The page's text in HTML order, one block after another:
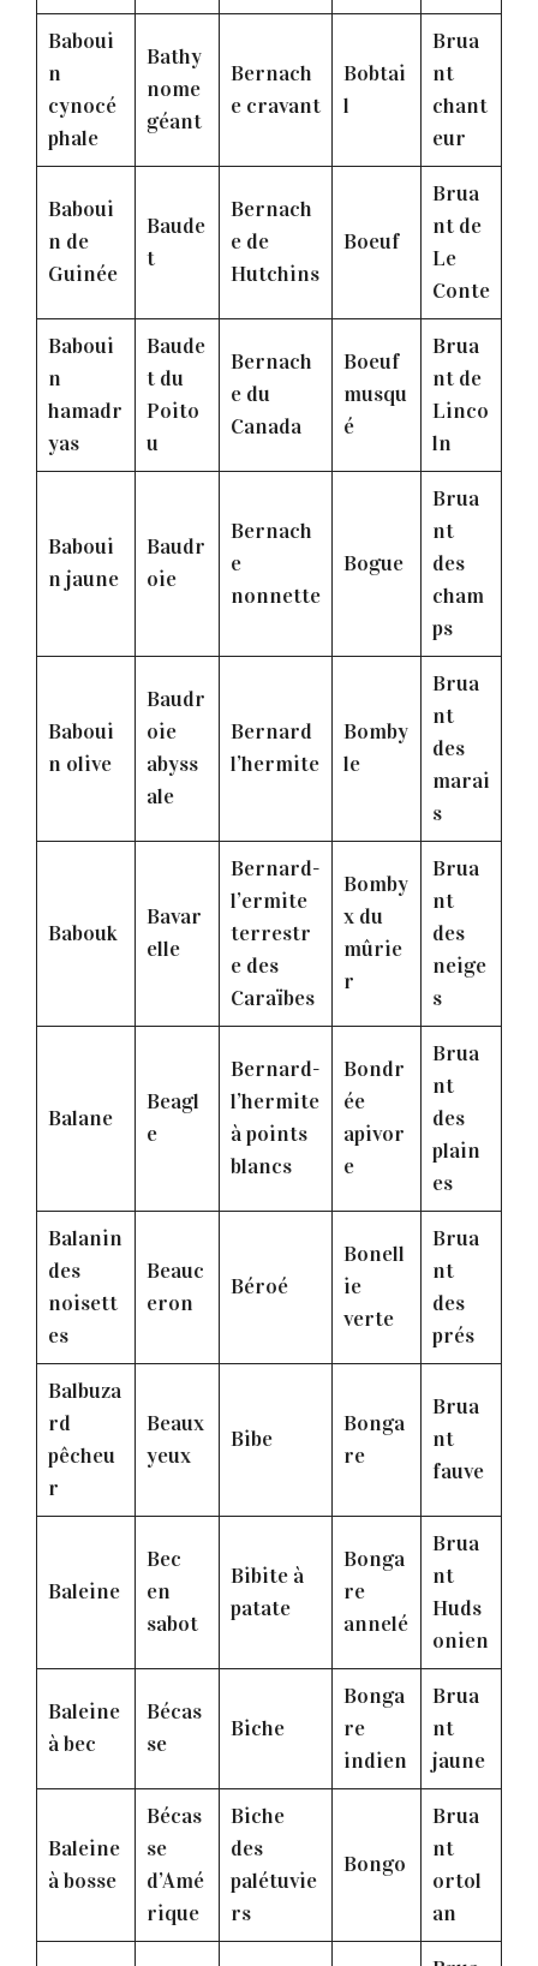
Baboui
n
cynocé
phale
Bathy
nome
géant
Bernach
e cravant
Bobtai
l
Brua
nt
chant
eur
Baboui
n de
Guinée
Baude
t
Bernach
e de
Hutchins
Boeuf
Brua
nt de
Le
Conte
Baboui
n
hamadr
yas
Baude
t du
Poito
u
Bernach
e du
Canada
Boeuf
musqu
é
Brua
nt de
Linco
ln
Baboui
n jaune
Baudr
oie
Bernach
e
nonnette
Bogue
Brua
nt
des
cham
ps
Baboui
n olive
Baudr
oie
abyss
ale
Bernard
l’hermite
Bomby
le
Brua
nt
des
marai
s
Babouk
Bavar
elle
Bernard-
l’ermite
terrestr
e des
Caraïbes
Bomby
x du
mûrie
r
Brua
nt
des
neige
s
Balane
Beagl
e
Bernard-
l’hermite
à points
blancs
Bondr
ée
apivor
e
Brua
nt
des
plain
es
Balanin
des
noisett
es
Beauc
eron
Béroé
Bonell
ie
verte
Brua
nt
des
prés
Balbuza
rd
pêcheu
r
Beaux
yeux
Bibe
Bonga
re
Brua
nt
fauve
Baleine
Bec
en
sabot
Bibite à
patate
Bonga
re
annelé
Brua
nt
Huds
onien
Baleine
à bec
Bécas
se
Biche
Bonga
re
indien
Brua
nt
jaune
Baleine
à bosse
Bécas
se
d’Amé
rique
Biche
des
palétuvie
rs
Bongo
Brua
nt
ortol
an